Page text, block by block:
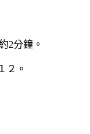
2分鐘。
２。